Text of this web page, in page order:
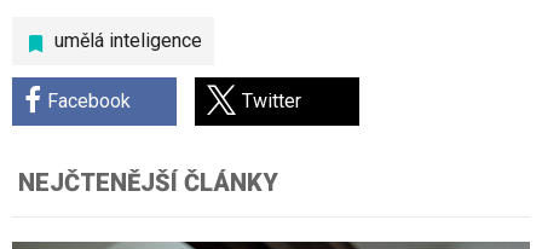
umělá inteligence
Facebook Twitter
NEJČTENĚJŠÍ ČLÁNKY